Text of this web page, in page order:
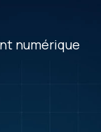
numérique